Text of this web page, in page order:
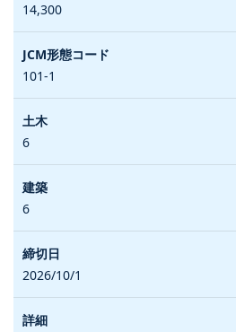
14,300
101-1
6
6
2026/10/1